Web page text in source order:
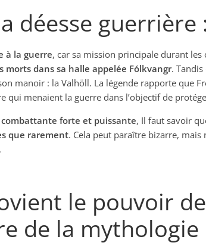
déesse guerrière
à la guerre, car sa mission principale durant les
morts dans sa halle appelée Fólkvangr. Tandis
manoir : la Valhöll. La légende rapporte que
qui menaient la guerre dans l’objectif de
combattante forte et puissante, Il faut savoir
que rarement. Cela peut paraître bizarre,
le pouvoir
de la mythologie